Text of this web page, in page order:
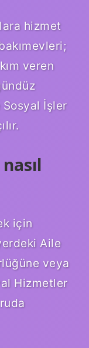
hizmet
veren
Sosyal İşler
için
Aile
veya
Hizmetler